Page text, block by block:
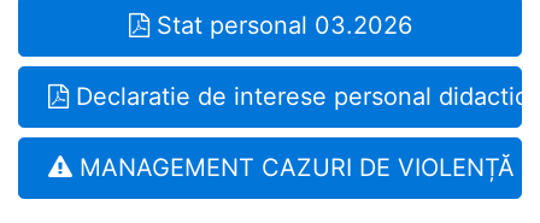
Stat personal 03.2026
Declaratie de interese personal didactic
MANAGEMENT CAZURI DE VIOLENȚĂ